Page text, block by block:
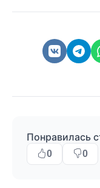
Понравилась
0 0